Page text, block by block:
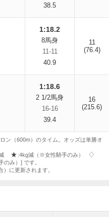
38.5
1:18.2
8馬身
11-11
40.9
11
(76.4)
1:18.6
2 1/2馬身
16-16
39.4
16
(215.6)
ン（600m）のタイム。オッズは単勝オ
減
:4kg減（※女性騎手のみ）
み）] です。
に更新されます。